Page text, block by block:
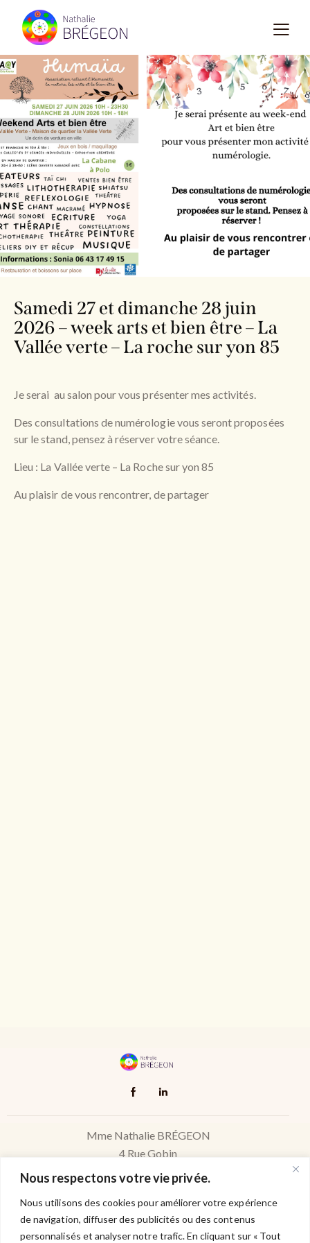
Nous respectons votre vie privée.
Nous utilisons des cookies pour améliorer votre expérience
de navigation, diffuser des publicités ou des contenus
personnalisés et analyser notre trafic. En cliquant sur « Tout
Samedi 27 et dimanche 28 juin
2026 – week arts et bien être – La
Vallée verte – La roche sur yon 85
Je serai au salon pour vous présenter mes activités.
Des consultations de numérologie vous seront proposées
sur le stand, pensez à réserver votre séance.
Lieu : La Vallée verte – La Roche sur yon 85
Au plaisir de vous rencontrer, de partager
Mme Nathalie BRÉGEON
4 Rue Gobin
85190 AIZENAY
Tél. : 06.28.98.16.46
Mail : bregeon.coach@gmail.com